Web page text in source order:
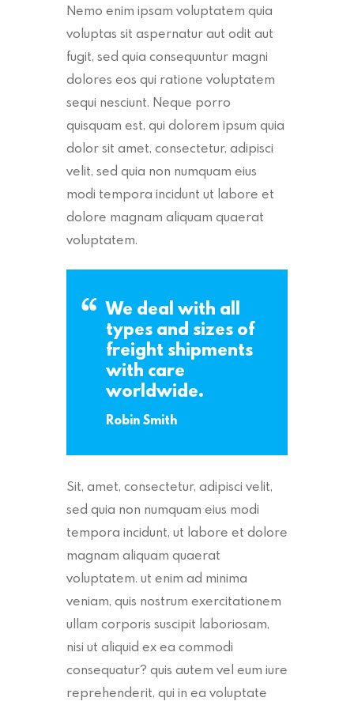
Nemo enim ipsam voluptatem quia
voluptas sit aspernatur aut odit aut
fugit, sed quia consequuntur magni
dolores eos qui ratione voluptatem
sequi nesciunt. Neque porro
quisquam est, qui dolorem ipsum quia
dolor sit amet, consectetur, adipisci
velit, sed quia non numquam eius
modi tempora incidunt ut labore et
dolore magnam aliquam quaerat
voluptatem.
We deal with all
types and sizes of
freight shipments
with care
worldwide.
Robin Smith
Sit, amet, consectetur, adipisci velit,
sed quia non numquam eius modi
tempora incidunt, ut labore et dolore
magnam aliquam quaerat
voluptatem. ut enim ad minima
veniam, quis nostrum exercitationem
ullam corporis suscipit laboriosam,
nisi ut aliquid ex ea commodi
consequatur? quis autem vel eum iure
reprehenderit, qui in ea voluptate